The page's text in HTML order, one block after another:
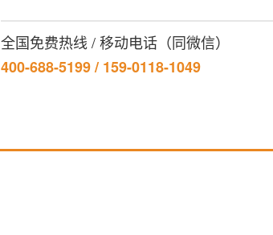
全国免费热线 / 移动电话（同微信）
400-688-5199 / 159-0118-1049